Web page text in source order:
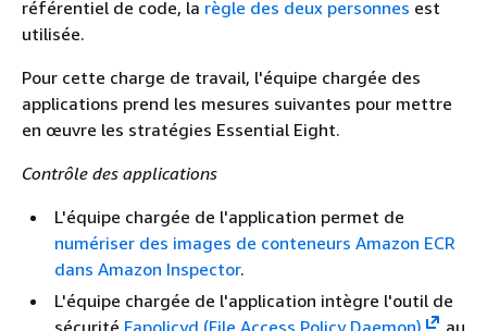
référentiel de code, la règle des deux personnes est
utilisée.
Pour cette charge de travail, l'équipe chargée des
applications prend les mesures suivantes pour mettre
en œuvre les stratégies Essential Eight.
Contrôle des applications
L'équipe chargée de l'application permet de
numériser des images de conteneurs Amazon ECR
dans Amazon Inspector.
L'équipe chargée de l'application intègre l'outil de
sécurité Fapolicyd (File Access Policy Daemon)
au